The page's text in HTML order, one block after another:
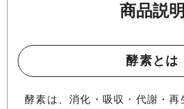
商品説明
酵素とは
酵素は、消化・吸収・代謝・